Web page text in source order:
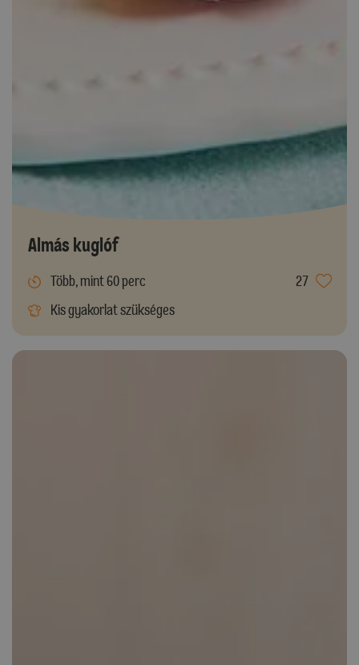
Almás kuglóf
Több, mint 60 perc
27
Kis gyakorlat szükséges